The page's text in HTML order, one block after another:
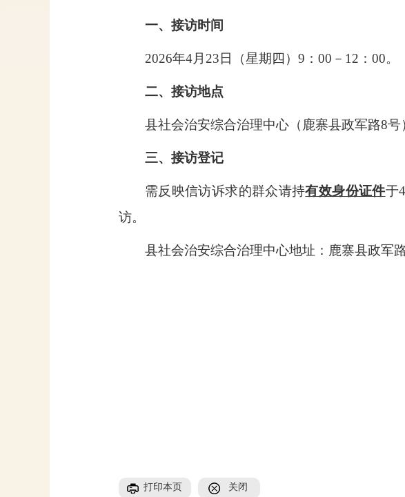
一、接访时间
2026年4月 23 日（星期四） 9 ： 00 － 12 ： 00。
二、接访地点
县社会治安综合治理中心（鹿寨县政军路8号
三、接访登记
需反映信访诉求的群众请持有效身份证件于4
访。
县社会治安综合治理中心地址：鹿寨县政军
打印本页 关闭